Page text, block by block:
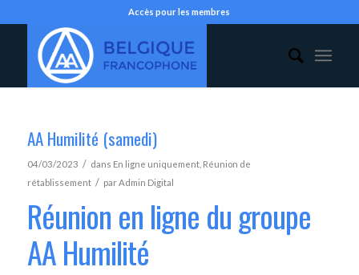
Accès pour les membres
AA Humilité (samedi)
04/03/2023 / dans En ligne uniquement, Réunion de
rétablissement / parAdmin Digital
Réunion en ligne du groupe
AA Humilité